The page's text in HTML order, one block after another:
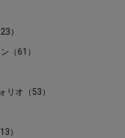
）
（61）
リオ（53）
）